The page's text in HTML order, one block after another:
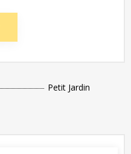
Petit Jardin